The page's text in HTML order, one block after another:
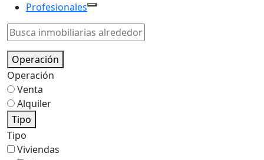
Profesionales
Operación
Operación
Venta
Alquiler
Tipo
Tipo
Viviendas